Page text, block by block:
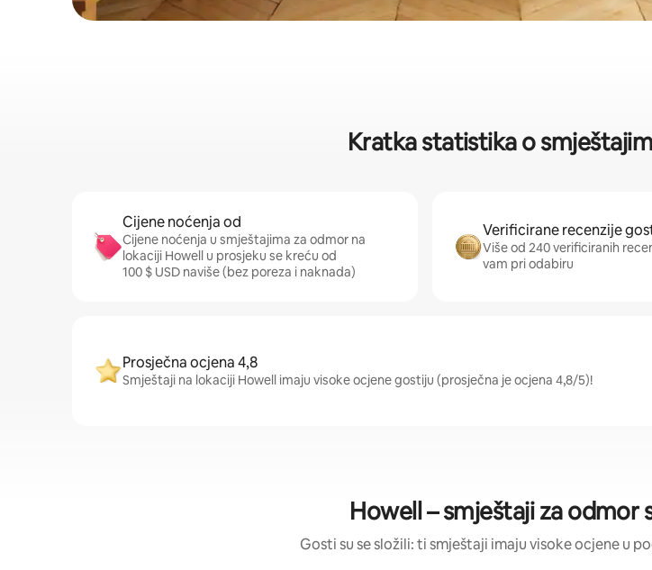
Kratka statistika o
Cijene noćenja od
Cijene noćenja u smještajima za odmor na
lokaciji Howell u prosjeku se kreću od
100 $ USD naviše (bez poreza i naknada)
Verificirane recenzije
Više od 240 verificiranih
vam pri odabiru
Prosječna ocjena 4,8
Smještaji na lokaciji Howell imaju visoke ocjene gostiju (prosječna je ocjena 4,8/5)!
Howell – smještaji za odmor
Gosti su se složili: ti smještaji imaju visoke ocjene u